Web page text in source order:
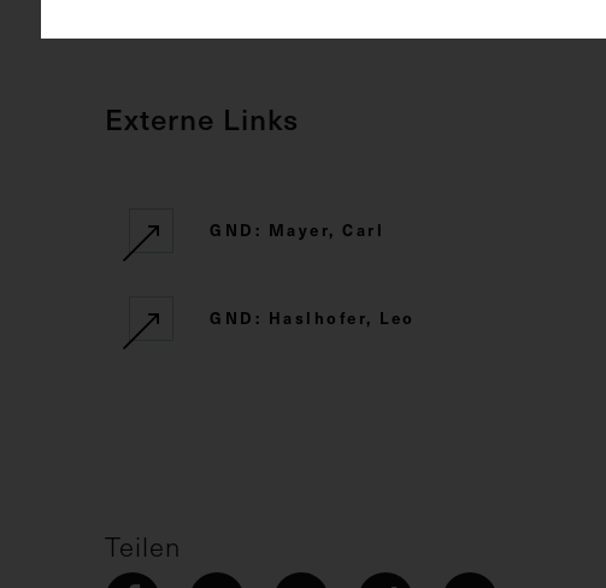
Externe Links
GND: Mayer, Carl
GND: Haslhofer, Leo
Teilen